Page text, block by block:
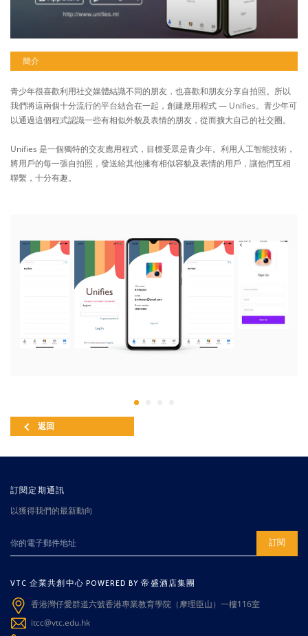
簡介
青少年很喜歡利用社交媒體結識不同的朋友，也喜歡和朋友分享自拍照。所以
我們將這兩個十分流行的平台結合在一起，創建應用程式 — Unifies。青少年可
以通過這個程式認識一些有相似外貌及表情的朋友，從而擴大自己的社交圈。
Unifies 是一個獨特的交友應用程式，目標受眾是青少年。利用人工智能技術，
將用戶的每一張自拍照，發送給其他擁有相似容貌及表情的用戶，讓他們互相
聯繫，十分有趣。
返回
訂閱定期通訊
以獲得我們的最新動向
訂閱
VTC 企業共創中心 POWERED BY 帝盛酒店集團
香港灣仔愛群道六號香港專業教育學院（摩理臣山）一樓116室
itcc@vtc.edu.hk